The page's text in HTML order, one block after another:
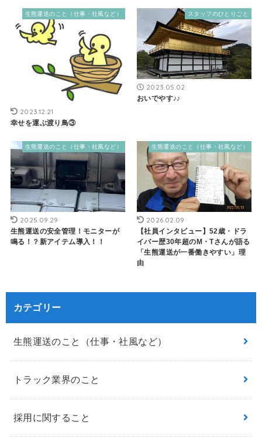
生熊運送のこと（仕事・社風など）
2023.12.21
幸せを運ぶ渡り鳥③
スタッフのひとりごと
2023.05.02
おいでやす♪♪
生熊運送のこと（仕事・社風など）
2025.09.29
生熊運送の安全管理！モニターが
鳴る！？新アイテム導入！！
生熊運送のこと（仕事・社風など）
2026.02.09
【社員インタビュー】52歳・ドラ
イバー歴30年超のM・Tさんが語る
「生熊運送が一番働きやすい」理
由
カテゴリー
生熊運送のこと（仕事・社風など）
トラック業界のこと
採用に関すること